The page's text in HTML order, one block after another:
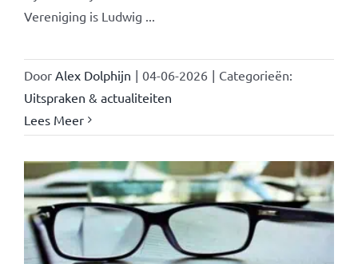
Vereniging is Ludwig ...
Door Alex Dolphijn | 04-06-2026 | Categorieën:
Uitspraken & actualiteiten
Lees Meer